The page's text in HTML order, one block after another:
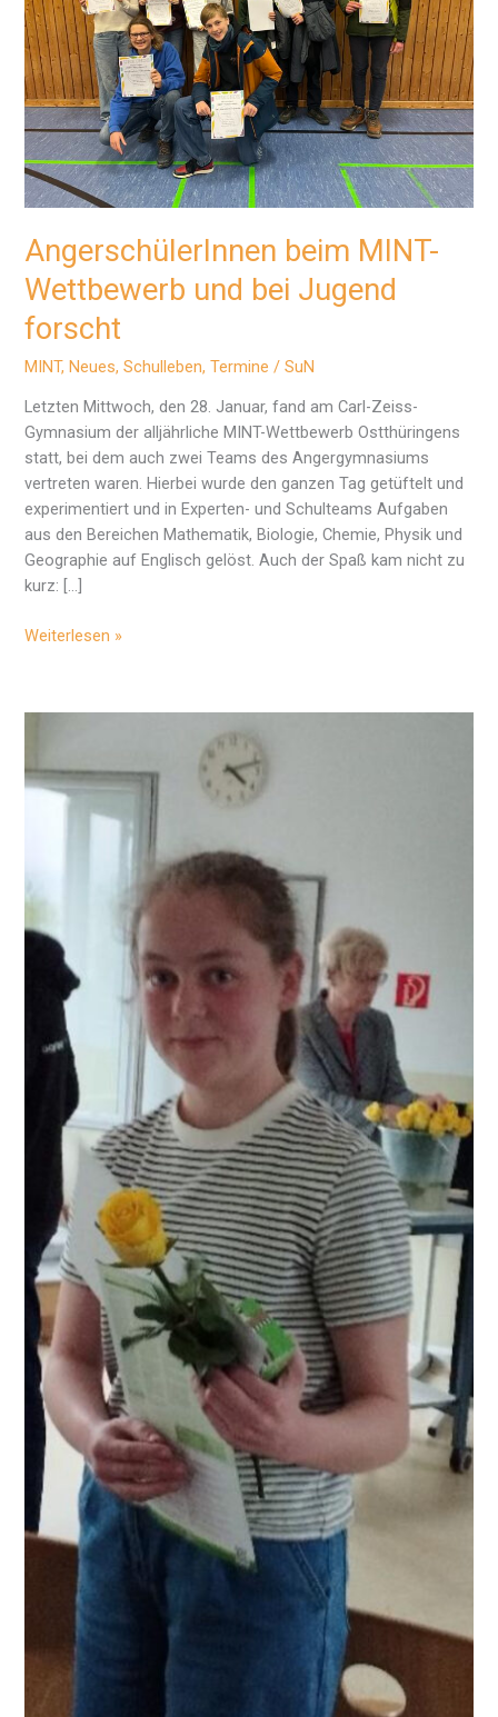
AngerschülerInnen beim MINT-
Wettbewerb und bei Jugend
forscht
MINT,Neues,Schulleben,Termine /SuN
Letzten Mittwoch, den 28. Januar, fand am Carl-Zeiss-
Gymnasium der alljährliche MINT-Wettbewerb Ostthüringens
statt, bei dem auch zwei Teams des Angergymnasiums
vertreten waren. Hierbei wurde den ganzen Tag getüftelt und
experimentiert und in Experten- und Schulteams Aufgaben
aus den Bereichen Mathematik, Biologie, Chemie, Physik und
Geographie auf Englisch gelöst. Auch der Spaß kam nicht zu
kurz: […]
AngerschülerInnen
Wettbewerb
Jugend
Weiterlesen »